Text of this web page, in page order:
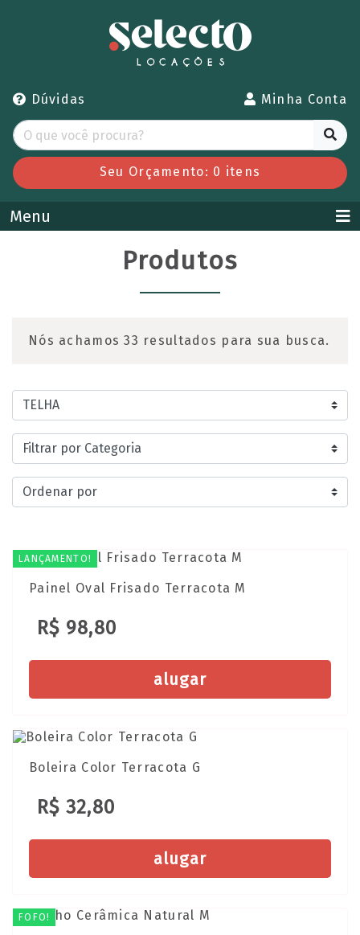
Dúvidas Minha Conta
Seu Orçamento: 0 itens
Menu
Produtos
Nós achamos 33 resultados para sua busca.
LANÇAMENTO!
Painel Oval Frisado Terracota M
R$ 98,80
alugar
Boleira Color Terracota G
R$ 32,80
alugar
FOFO!